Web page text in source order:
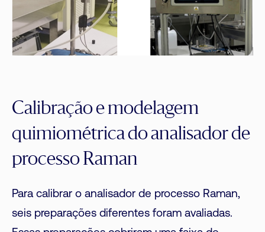
Calibração e modelagem
quimiométrica do analisador de
processo Raman
Para calibrar o analisador de processo Raman,
seis preparações diferentes foram avaliadas.